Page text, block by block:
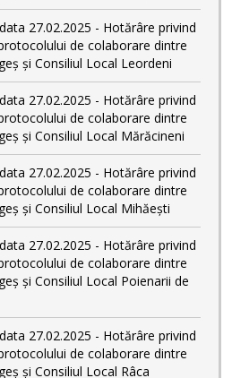
27.02.2025 - Hotărâre privind
de colaborare dintre
și Consiliul Local Leordeni
27.02.2025 - Hotărâre privind
de colaborare dintre
și Consiliul Local Mărăcineni
27.02.2025 - Hotărâre privind
de colaborare dintre
și Consiliul Local Mihăești
27.02.2025 - Hotărâre privind
de colaborare dintre
și Consiliul Local Poienarii de
27.02.2025 - Hotărâre privind
de colaborare dintre
și Consiliul Local Râca